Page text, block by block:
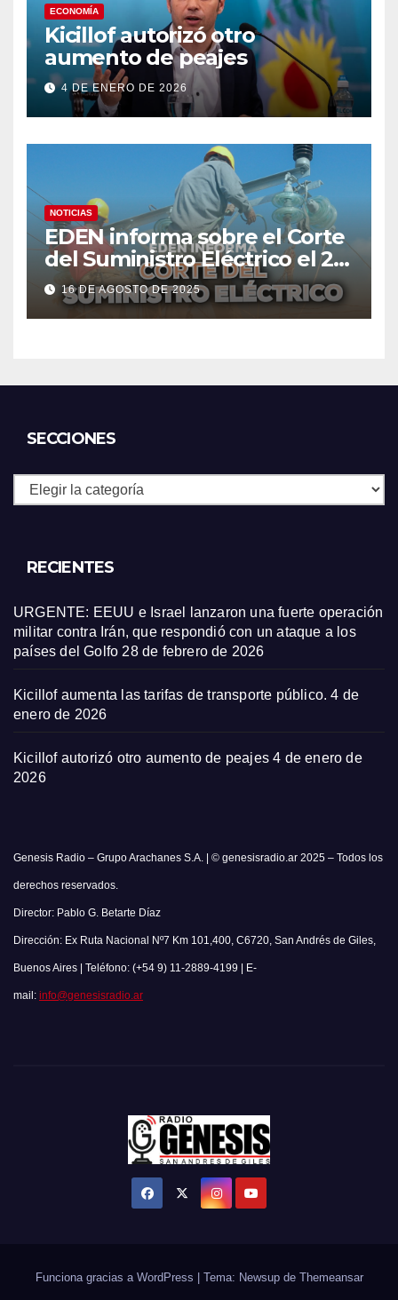
ECONOMÍA
Kicillof autorizó otro
aumento de peajes
4 DE ENERO DE 2026
NOTICIAS
EDEN informa sobre el Corte
del Suministro Eléctrico el 20
de agosto
16 DE AGOSTO DE 2025
SECCIONES
Secciones
RECIENTES
URGENTE: EEUU e Israel lanzaron una fuerte operación
militar contra Irán, que respondió con un ataque a los
países del Golfo 28 de febrero de 2026
Kicillof aumenta las tarifas de transporte público. 4 de
enero de 2026
Kicillof autorizó otro aumento de peajes 4 de enero de
2026
Genesis Radio – Grupo Arachanes S.A. | © genesisradio.ar 2025 – Todos los
derechos reservados.
Director: Pablo G. Betarte Díaz
Dirección: Ex Ruta Nacional Nº7 Km 101,400, C6720, San Andrés de Giles,
Buenos Aires | Teléfono: (+54 9) 11-2889-4199 | E-
mail: info@genesisradio.ar
Funciona gracias a WordPress | Tema: Newsup de Themeansar